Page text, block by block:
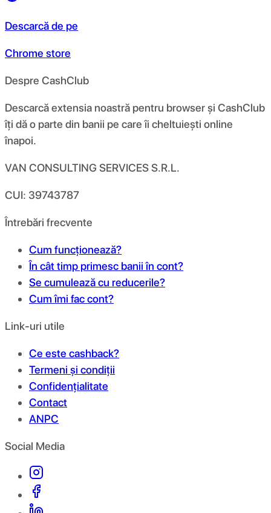
Descarcă de pe
Chrome store
Despre CashClub
Descarcă extensia noastră pentru browser și CashClub
îți dă o parte din banii pe care îi cheltuiești online
înapoi.
VAN CONSULTING SERVICES S.R.L.
CUI: 39743787
Întrebări frecvente
Cum funcționează?
În cât timp primesc banii în cont?
Se cumulează cu reducerile?
Cum îmi fac cont?
Link-uri utile
Ce este cashback?
Termeni și condiții
Confidențialitate
Contact
ANPC
Social Media